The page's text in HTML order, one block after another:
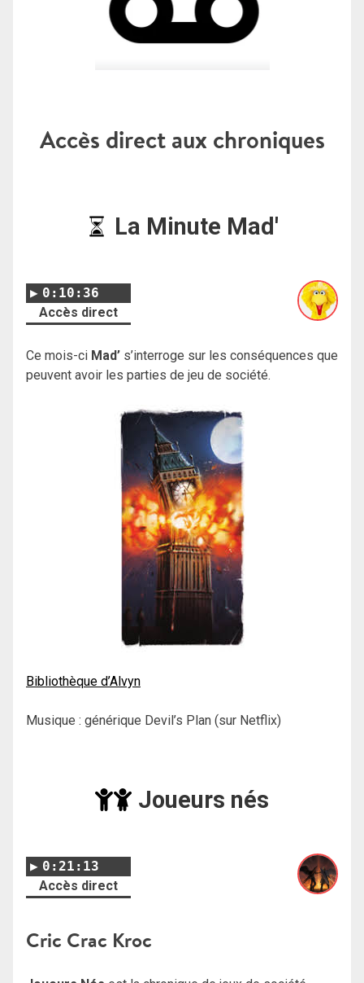
Accès direct aux chroniques
La Minute Mad'
0:10:36
Accès direct
Ce mois-ci Mad’ s’interroge sur les conséquences que
peuvent avoir les parties de jeu de société.
Bibliothèque d’Alvyn
Musique : générique Devil’s Plan (sur Netflix)
Joueurs nés
0:21:13
Accès direct
Cric Crac Kroc